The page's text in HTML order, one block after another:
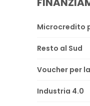
Microcredito
Resto al Sud
Voucher per
Industria 4.0